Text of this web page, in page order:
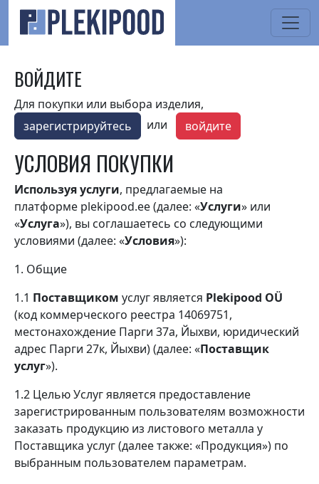
Перейти к основному содержанию
ВОЙДИТЕ
Для покупки или выбора изделия,
зарегистрируйтесь
или войдите
УСЛОВИЯ ПОКУПКИ
Используя услуги, предлагаемые на
платформе plekipood.ee(далее: «Услуги» или
«Услуга»), вы соглашаетесь со следующими
условиями (далее: «Условия»):
1. Общие
1.1 Поставщиком услуг является Plekipood OÜ
(код коммерческого реестра 14069751,
местонахождение Парги 37а, Йыхви, юридический
адрес Парги 27к, ​​Йыхви) (далее: «Поставщик
услуг»).
1.2 Целью Услуг является предоставление
зарегистрированным пользователям возможности
заказать продукцию из листового металла у
Поставщика услуг (далее также: «Продукция») по
выбранным пользователем параметрам.